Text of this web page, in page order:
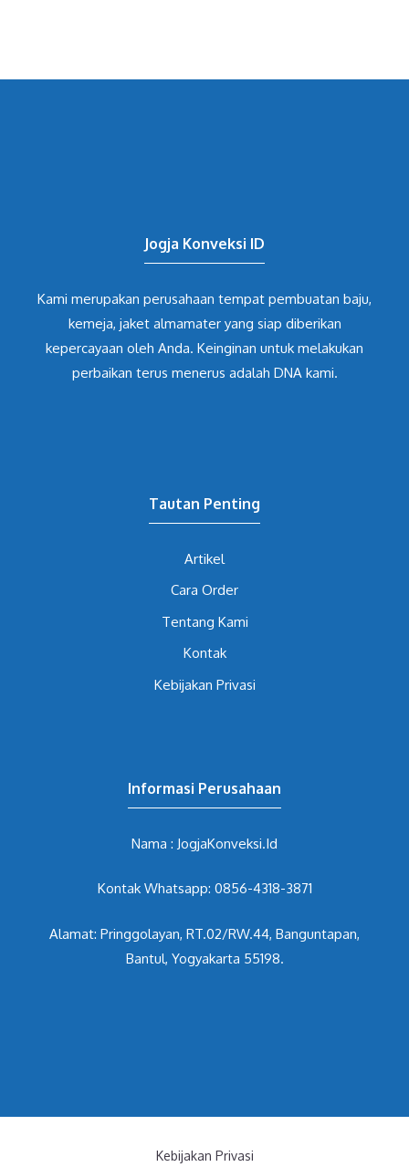
Jogja Konveksi ID
Kami merupakan perusahaan tempat pembuatan baju,
kemeja, jaket almamater yang siap diberikan
kepercayaan oleh Anda. Keinginan untuk melakukan
perbaikan terus menerus adalah DNA kami.
Tautan Penting
Artikel
Cara Order
Tentang Kami
Kontak
Kebijakan Privasi
Informasi Perusahaan
Nama : JogjaKonveksi.Id
Kontak Whatsapp: 0856-4318-3871
Alamat: Pringgolayan, RT.02/RW.44, Banguntapan,
Bantul, Yogyakarta 55198.
Kebijakan Privasi